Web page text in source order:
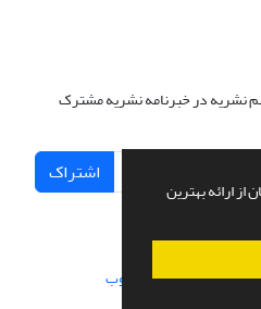
ارائه بهترین
نشریه در خبرنامه نشریه مشترک
اشتراک
و پیاده سازی از سیناوب